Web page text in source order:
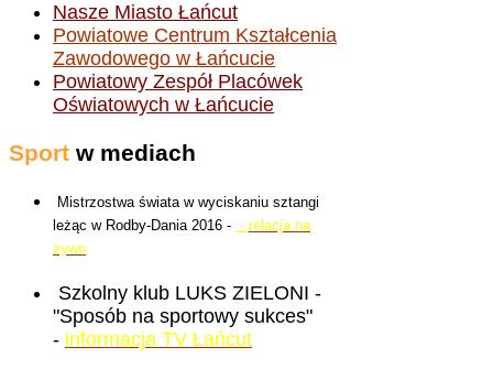
Nasze Miasto Łańcut
Powiatowe Centrum Kształcenia
Zawodowego w Łańcucie
Powiatowy Zespół Placówek
Oświatowych w Łańcucie
Sport w mediach
Mistrzostwa świata w wyciskaniu sztangi
leżąc w Rodby-Dania 2016 - - relacja na
żywo
Szkolny klub LUKS ZIELONI -
"Sposób na sportowy sukces"
- informacja TV Łańcut